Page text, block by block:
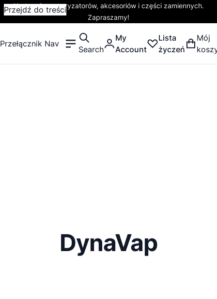
Przejdź do treści
Hurtownia waporyzatorów, akcesoriów i części zamiennych.
Zapraszamy!
Przełącznik Nav
Search
My
Account
Lista
życzeń
Mój
DynaVap